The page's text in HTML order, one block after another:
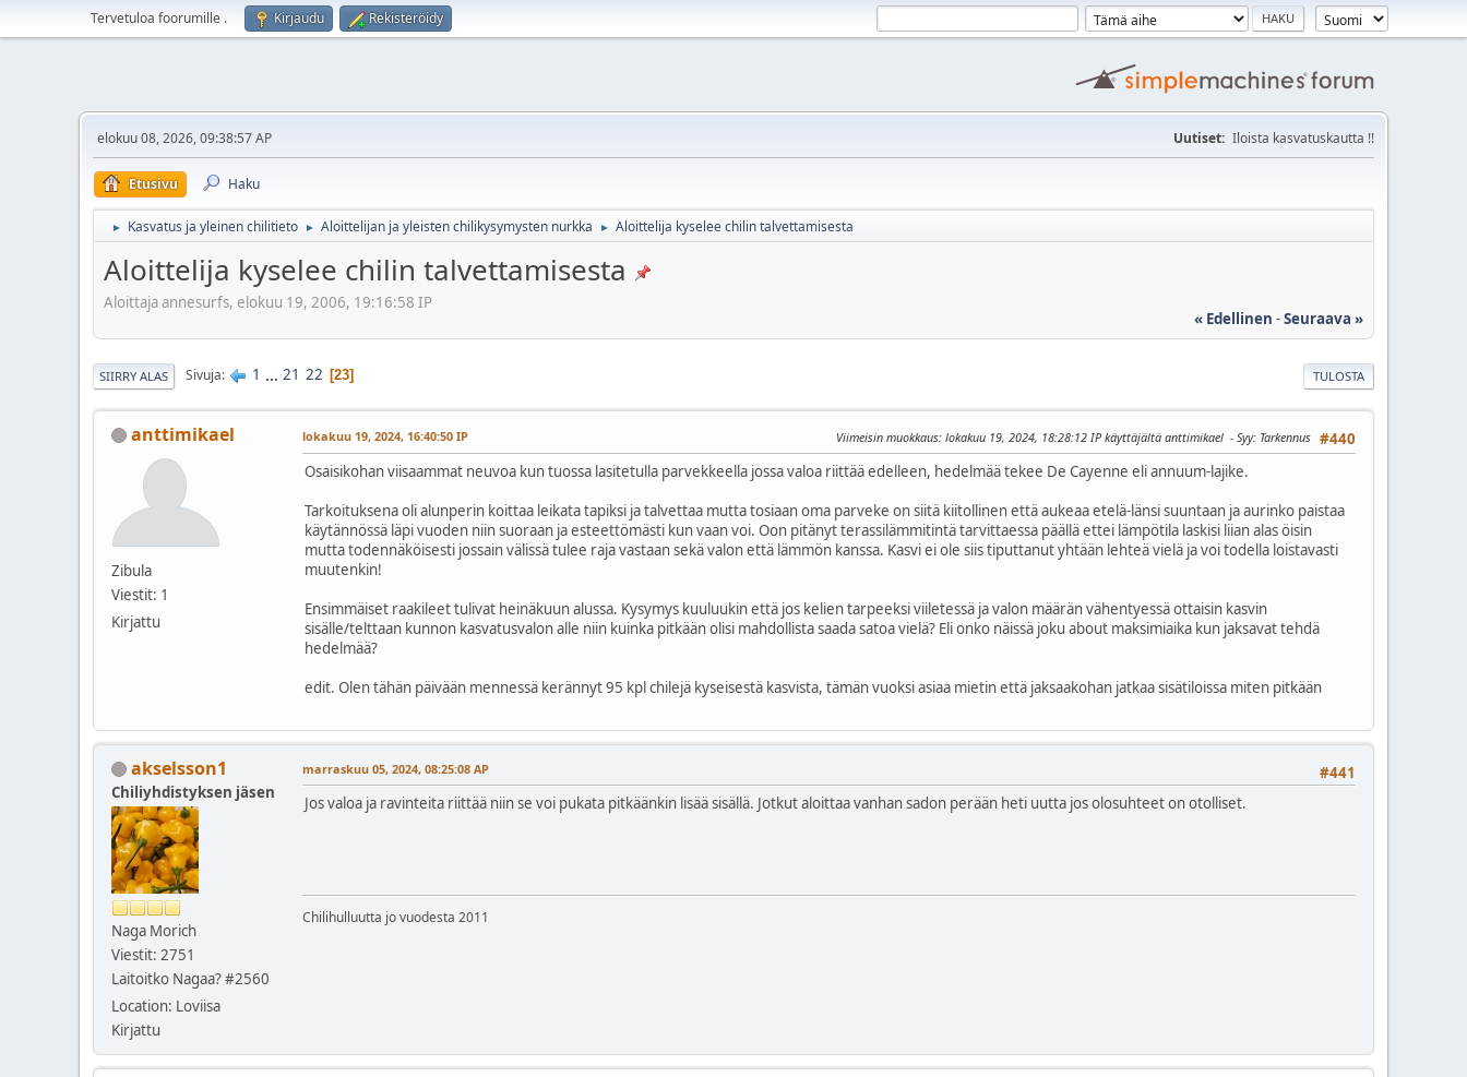
Tervetuloa foorumille . Kirjaudu Rekisteröidy
elokuu 08, 2026, 09:38:57 AP Uutiset: Iloista kasvatuskautta !!
Etusivu Haku
► Kasvatus ja yleinen chilitieto ► Aloittelijan ja yleisten chilikysymysten nurkka ► Aloittelija kyselee chilin talvettamisesta
Aloittelija kyselee chilin talvettamisesta
Aloittaja annesurfs, elokuu 19, 2006, 19:16:58 IP
« Edellinen -Seuraava »
TULOSTA
SIIRRY ALAS Sivuja 1 ... 21 22 23
anttimikael
Zibula
Viestit: 1
Kirjattu
#440
lokakuu 19, 2024, 16:40:50 IP Viimeisin muokkaus: lokakuu 19, 2024, 18:28:12 IP käyttäjältä anttimikael Syy: Tarkennus
Osaisikohan viisaammat neuvoa kun tuossa lasitetulla parvekkeella jossa valoa riittää edelleen, hedelmää tekee De Cayenne eli annuum-lajike.
Tarkoituksena oli alunperin koittaa leikata tapiksi ja talvettaa mutta tosiaan oma parveke on siitä kiitollinen että aukeaa etelä-länsi suuntaan ja aurinko paistaa
käytännössä läpi vuoden niin suoraan ja esteettömästi kun vaan voi. Oon pitänyt terassilämmitintä tarvittaessa päällä ettei lämpötila laskisi liian alas öisin
mutta todennäköisesti jossain välissä tulee raja vastaan sekä valon että lämmön kanssa. Kasvi ei ole siis tiputtanut yhtään lehteä vielä ja voi todella loistavasti
muutenkin!
Ensimmäiset raakileet tulivat heinäkuun alussa. Kysymys kuuluukin että jos kelien tarpeeksi viiletessä ja valon määrän vähentyessä ottaisin kasvin
sisälle/telttaan kunnon kasvatusvalon alle niin kuinka pitkään olisi mahdollista saada satoa vielä? Eli onko näissä joku about maksimiaika kun jaksavat tehdä
hedelmää?
edit. Olen tähän päivään mennessä kerännyt 95 kpl chilejä kyseisestä kasvista, tämän vuoksi asiaa mietin että jaksaakohan jatkaa sisätiloissa miten pitkään
akselsson1
Chiliyhdistyksen jäsen
Naga Morich
Viestit: 2751
Laitoitko Nagaa? #2560
Location: Loviisa
Kirjattu
#441
marraskuu 05, 2024, 08:25:08 AP
Jos valoa ja ravinteita riittää niin se voi pukata pitkäänkin lisää sisällä. Jotkut aloittaa vanhan sadon perään heti uutta jos olosuhteet on otolliset.
Chilihulluutta jo vuodesta 2011